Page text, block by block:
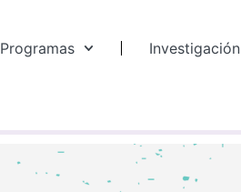
Programas Investigación